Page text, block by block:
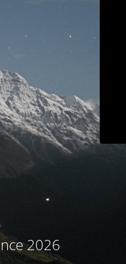
2026